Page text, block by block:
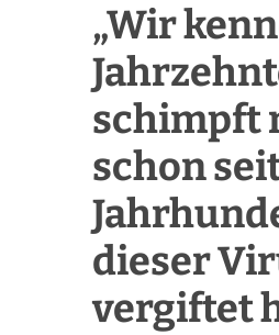
„Wir
schimpft
schon
dieser
vergiftet